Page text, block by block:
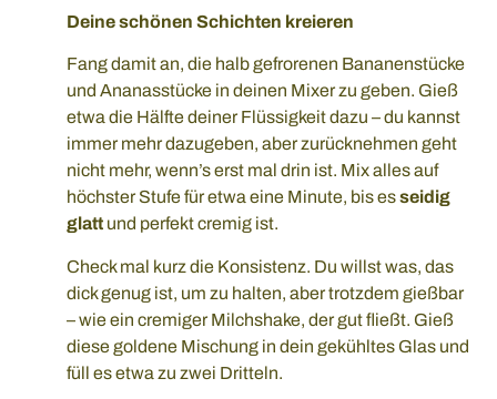
Deine schönen Schichten kreieren
Fang damit an, die halb gefrorenen Bananenstücke
und Ananasstücke in deinen Mixer zu geben. Gieß
etwa die Hälfte deiner Flüssigkeit dazu – du kannst
immer mehr dazugeben, aber zurücknehmen geht
nicht mehr, wenn’s erst mal drin ist. Mix alles auf
höchster Stufe für etwa eine Minute, bis esseidig
glatt und perfekt cremig ist.
Check mal kurz die Konsistenz. Du willst was, das
dick genug ist, um zu halten, aber trotzdem gießbar
– wie ein cremiger Milchshake, der gut fließt. Gieß
diese goldene Mischung in dein gekühltes Glas und
füll es etwa zu zwei Dritteln.